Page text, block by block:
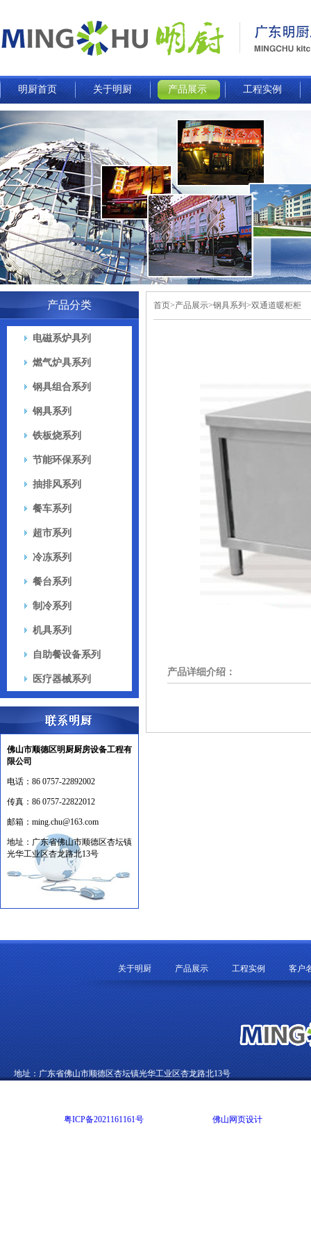
明厨首页 关于明厨 产品展示 工程实例
产品分类
电磁系炉具列
燃气炉具系列
钢具组合系列
钢具系列
铁板烧系列
节能环保系列
抽排风系列
餐车系列
超市系列
冷冻系列
餐台系列
制冷系列
机具系列
自助餐设备系列
医疗器械系列
佛山市顺德区明厨厨房设备工程有
限公司
电话： 86 0757-22892002
传真： 86 0757-22822012
邮箱： ming.chu@163.com
地址： 广东省佛山市顺德区杏坛镇
光华工业区杏龙路北13号
首页>产品展示>钢具系列>双通道暖柜柜
产品详细介绍：
关于明厨 产品展示 工程实例 客户
地址：广东省佛山市顺德区杏坛镇光华工业区杏龙路北13号
粤ICP备2021161161号 佛山网页设计